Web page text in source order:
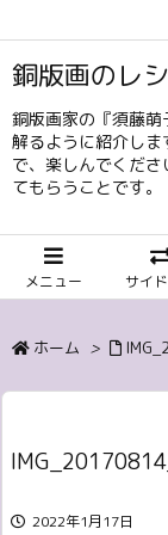
銅版画のレ
銅版画家の『須藤
解るように紹介し
で、楽しんでくだ
てもらうことです。
メニュー サイ
ホーム >
2022年1月17日